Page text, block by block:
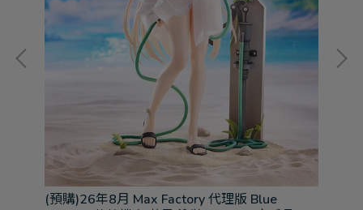
(預購)26年8月 Max Factory 代理版 Blue